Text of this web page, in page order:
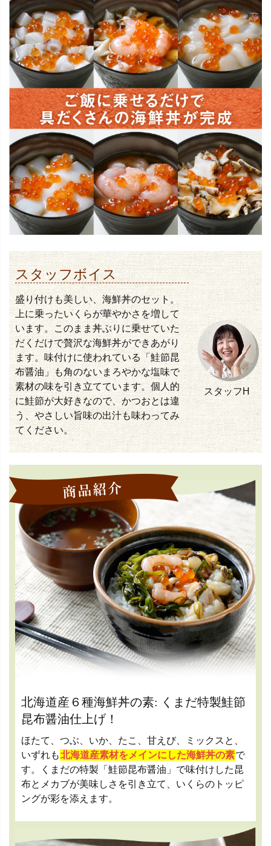
スタッフボイス
盛り付けも美しい、海鮮丼のセット。
上に乗ったいくらが華やかさを増して
います。このまま丼ぶりに乗せていた
だくだけで贅沢な海鮮丼ができあがり
ます。味付けに使われている「鮭節昆
布醤油」も角のないまろやかな塩味で
素材の味を引き立てています。個人的
に鮭節が大好きなので、かつおとは違
う、やさしい旨味の出汁も味わってみ
てください。
スタッフH
北海道産６種海鮮丼の素: くまだ特製鮭節
昆布醤油仕上げ！
ほたて、つぶ、いか、たこ、甘えび、ミックスと、
いずれも北海道産素材をメインにした海鮮丼の素で
す。くまだの特製「鮭節昆布醤油」で味付けした昆
布とメカブが美味しさを引き立て、いくらのトッピ
ングが彩を添えます。